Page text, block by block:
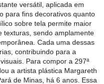
versátil, aplicada em
para fins decorativos quanto
sobre tela permite maior
texturas, sendo amplamente
Cada uma dessas
contribuindo para a
Para compor a 297ª
a artista plástica Margareth
de Minas, há 6 anos. Essa